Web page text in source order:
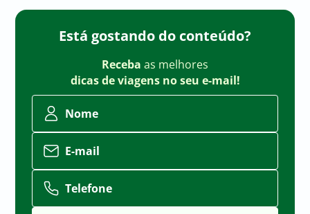
Está gostando do conteúdo?
Receba as melhores
dicas de viagens no seu e-mail!
Nome
E-mail
Telefone